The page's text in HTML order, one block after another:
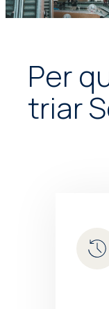
Per
triar